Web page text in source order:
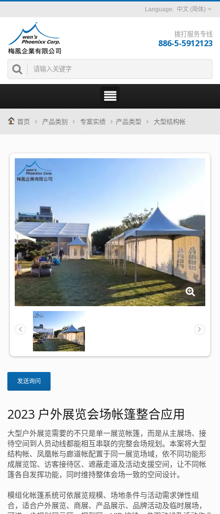
中文 (简体)
拨打服务专线
886-5-5912123
首页 产品类别 专案实绩 产品类型 大型结构帐
发送询问
2023 户外展览会场帐篷整合应用
大型户外展览需要的不只是单一展览帐篷，而是从主展场、接
待空间到人员动线都能相互串联的完整会场规划。本案将大型
结构帐、凤凰帐与廊道帐配置于同一展览场域，依不同功能形
成展览馆、访客接待区、遮蔽走道及活动支援空间，让不同帐
篷各自发挥功能，同时维持整体会场一致的空间设计。
模组化帐篷系统可依展览规模、场地条件与活动需求弹性组
合，适合户外展览、商展、产品展示、品牌活动及临时展场，